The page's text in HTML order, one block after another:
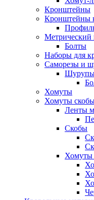
Кронштейны
Кронштейны
Метрический
Болты
Наборы для
Саморезы и
Хомуты
Хомуты
Ленты
Скобы
Хомуты